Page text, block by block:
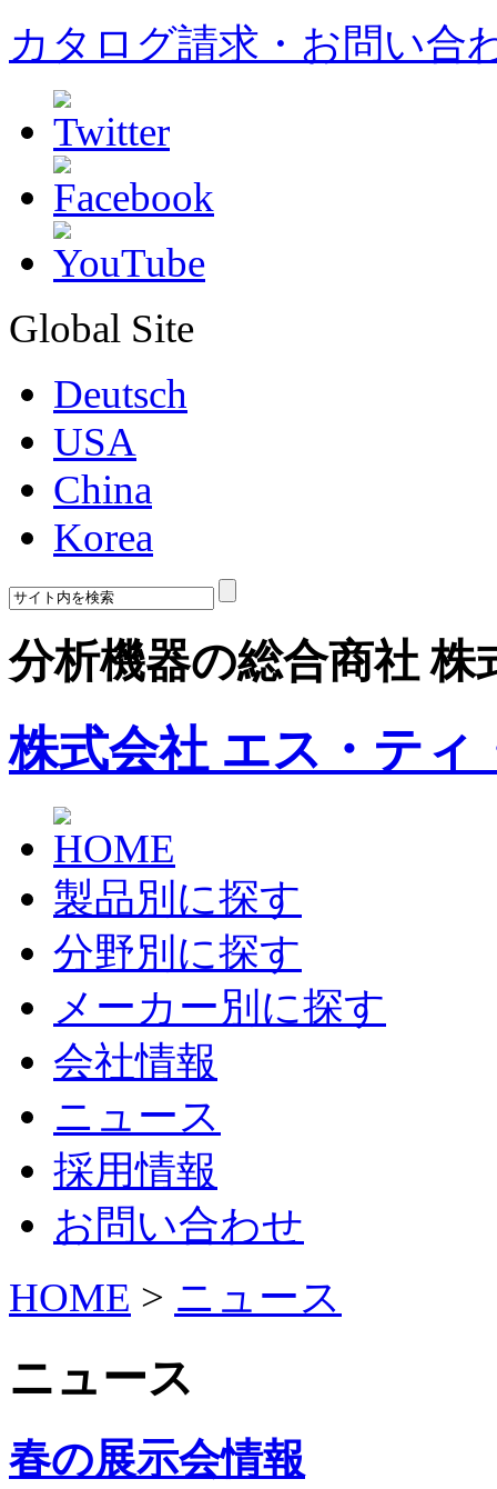
カタログ請求・お問い合
Global Site
Deutsch
USA
China
Korea
分析機器の総合商社
株式会社 エス・ティ
製品別に探す
分野別に探す
メーカー別に探す
会社情報
ニュース
採用情報
お問い合わせ
HOME > ニュース
ニュース
春の展示会情報